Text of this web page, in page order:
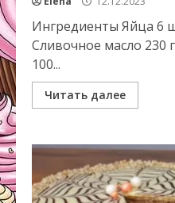
Ингредиенты Яйца 6
Сливочное масло 230
100...
Читать далее